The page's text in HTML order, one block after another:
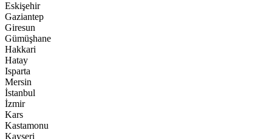
Eskişehir
Gaziantep
Giresun
Gümüşhane
Hakkari
Hatay
Isparta
Mersin
İstanbul
İzmir
Kars
Kastamonu
Kayseri